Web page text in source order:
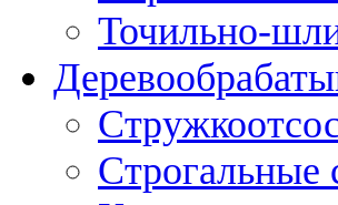
Точильно-
Строгальные